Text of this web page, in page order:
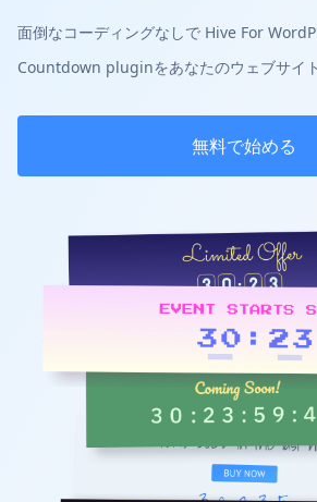
面倒なコーディングなしで Hive For
Countdown pluginをあなたのウェブサイト
無料で始める